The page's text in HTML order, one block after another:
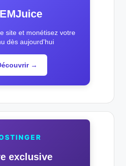
site et monétisez votre
dès aujourd'hui
→
exclusive